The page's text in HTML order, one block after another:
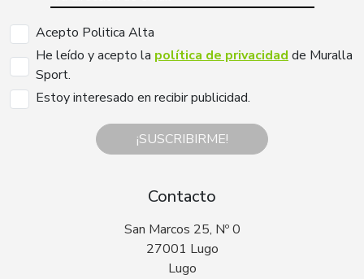
Acepto Politica Alta
He leído y acepto la política de privacidad de Muralla
Sport.
Estoy interesado en recibir publicidad.
¡SUSCRIBIRME!
Contacto
San Marcos 25, Nº 0
27001 Lugo
Lugo